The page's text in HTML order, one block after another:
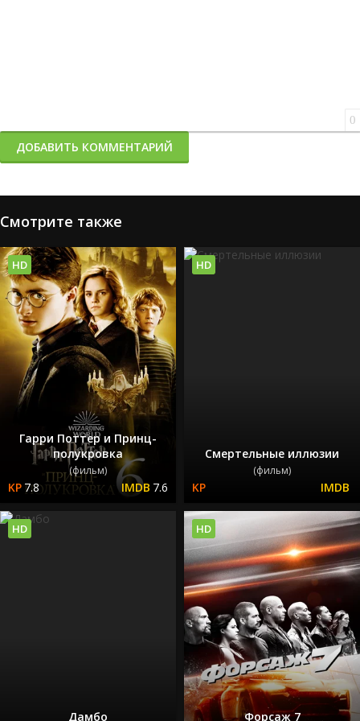
0
ДОБАВИТЬ КОММЕНТАРИЙ
Смотрите также
Гарри Поттер и Принц-
полукровка
(фильм)
7.8 7.6
HD
Смертельные иллюзии
(фильм)
HD
Дамбо
HD
Форсаж 7
HD